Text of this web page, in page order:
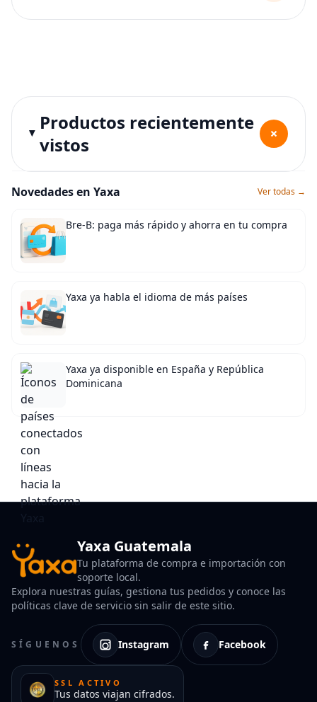
Productos recientemente
vistos
+
Novedades en Yaxa Ver todas →
Bre-B: paga más rápido y ahorra en tu compra
Yaxa ya habla el idioma de más países
Yaxa ya disponible en España y República
Dominicana
Yaxa Guatemala
Tu plataforma de compra e importación con
soporte local.
Explora nuestras guías, gestiona tus pedidos y conoce las
políticas clave de servicio sin salir de este sitio.
SÍGUENOS Instagram Facebook
SSL ACTIVO
Tus datos viajan cifrados.